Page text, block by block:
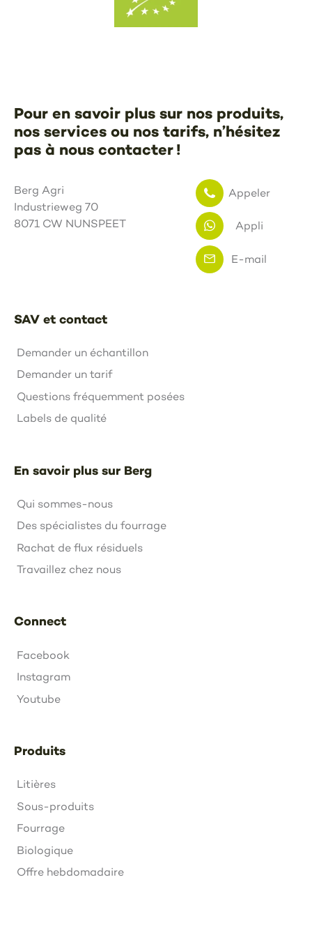
SAV et contact
Demander un échantillon
Demander un tarif
Questions fréquemment posées
Labels de qualité
En savoir plus sur Berg
Qui sommes-nous
Des spécialistes du fourrage
Rachat de flux résiduels
Travaillez chez nous
Connect
Facebook
Instagram
Youtube
Produits
Litières
Sous-produits
Fourrage
Biologique
Offre hebdomadaire
Pour en savoir plus sur nos produits,
nos services ou nos tarifs, n’hésitez
pas à nous contacter !
Berg Agri
Industrieweg 70
8071 CW NUNSPEET
Appeler
Appli
E-mail